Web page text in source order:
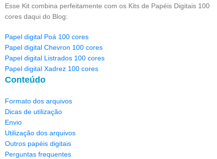
Esse Kit combina perfeitamente com os Kits de Papéis Digitais 100
cores daqui do Blog:
Papel digital Poá 100 cores
Papel digital Chevron 100 cores
Papel digital Listrados 100 cores
Papel digital Xadrez 100 cores
Conteúdo
Formato dos arquivos
Dicas de utilização
Envio
Utilização dos arquivos
Outros papéis digitais
Perguntas frequentes